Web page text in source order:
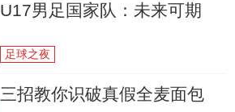
U17男足国家队：未来可期
足球之夜
三招教你识破真假全麦面包